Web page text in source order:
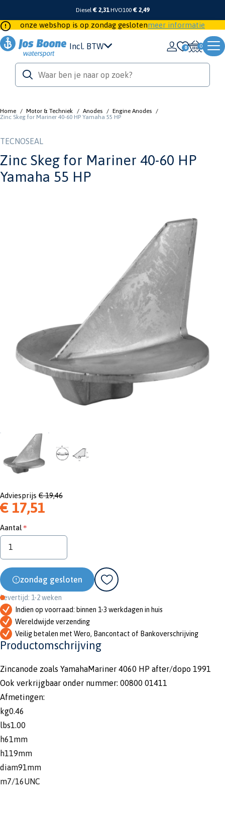
Diesel€ 2,31 HVO100 € 2,49
onze webshop is op zondag geslotenmeer informatie
Incl. BTW 0
Home / Motor & Techniek / Anodes / Engine Anodes /
Zinc Skeg for Mariner 40-60 HP Yamaha 55 HP
TECNOSEAL
Zinc Skeg for Mariner 40-60 HP
Yamaha 55 HP
Adviesprijs € 19,46
€ 17,51
Aantal
zondag gesloten
Levertijd: 1-2 weken
Indien op voorraad: binnen 1-3 werkdagen in huis
Wereldwijde verzending
Veilig betalen met Wero, Bancontact of Bankoverschrijving
Productomschrijving
Zincanode zoals YamahaMariner 4060 HP after/dopo 1991
Ook verkrijgbaar onder nummer: 00800 01411
Afmetingen:
kg0.46
lbs1.00
h61mm
h119mm
diam91mm
m7/16UNC